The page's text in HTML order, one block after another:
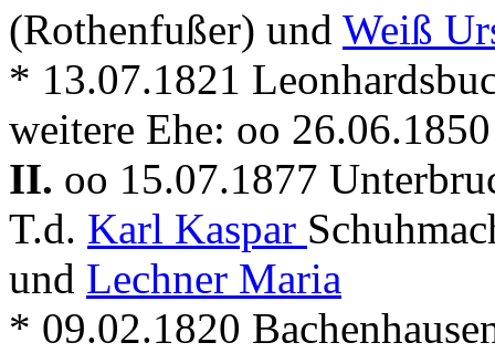
(Rothenfußer) und Weiß
* 13.07.1821
weitere Ehe: oo
II. oo 15.07.1877
T.d. Karl Kaspar
und Lechner Maria
* 09.02.1820